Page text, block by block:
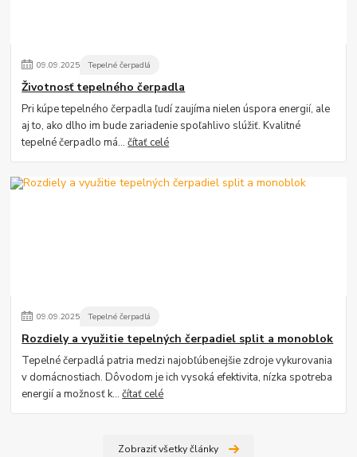
09.09.2025 Tepelné čerpadlá
Životnosť tepelného čerpadla
Pri kúpe tepelného čerpadla ľudí zaujíma nielen úspora energií, ale
aj to, ako dlho im bude zariadenie spoľahlivo slúžiť. Kvalitné
tepelné čerpadlo má...čítať celé
09.09.2025 Tepelné čerpadlá
Rozdiely a využitie tepelných čerpadiel split a monoblok
Tepelné čerpadlá patria medzi najobľúbenejšie zdroje vykurovania
v domácnostiach. Dôvodom je ich vysoká efektivita, nízka spotreba
energií a možnosť k...čítať celé
Zobraziť všetky články